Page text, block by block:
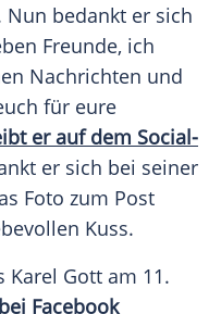
bedankt er sich
Freunde, ich
Nachrichten und
für eure
er auf dem Social-
er sich bei seiner
Foto zum Post
Kuss.
Karel Gott am 11.
bei Facebook